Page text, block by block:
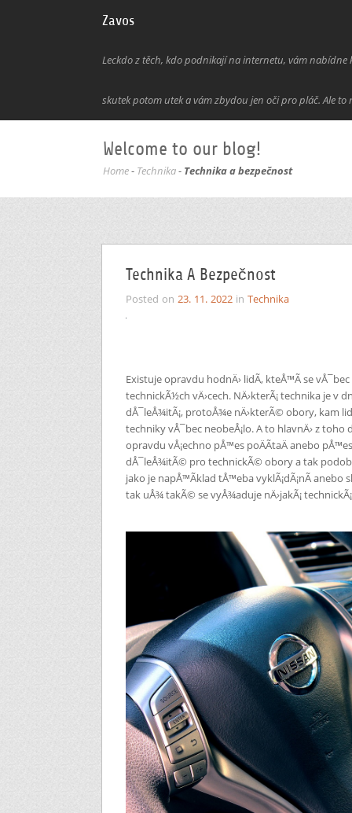
Zavos
Leckdo z těch, kdo podnikají na internetu, vám nabídne
skutek potom utek a vám zbydou jen oči pro pláč. Ale to
Welcome to our blog!
Home- Technika- Technika a bezpečnost
Technika A Bezpečnost
Posted on 23. 11. 2022 in Technika
Existuje opravdu hodnÄ› lidÃ­, kteÅ™Ã­ se
technickÃ½ch vÄ›cech. NÄ›kterÃ¡ technika je v
dÅ¯leÅ¾itÃ¡, protoÅ¾e nÄ›kterÃ© obory, kam
techniky vÅ¯bec neobeÅ¡lo. A to hlavnÄ› z toho
opravdu vÅ¡echno pÅ™es poÄÃ­taÄ anebo
dÅ¯leÅ¾itÃ© pro technickÃ© obory a tak
jako je napÅ™Ã­klad tÅ™eba vyklÃ¡dÃ¡nÃ­ anebo
tak uÅ¾ takÃ© se vyÅ¾aduje nÄ›jakÃ¡